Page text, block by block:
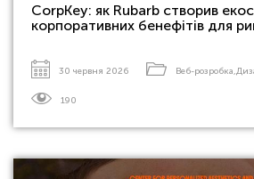
CorpKey: як Rubarb створив
корпоративних бенефітів для
30 червня 2026 Веб-розробка,
190